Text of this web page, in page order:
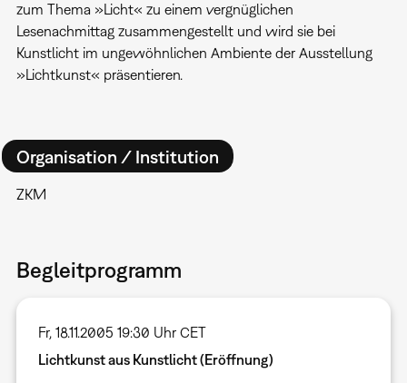
zum Thema »Licht« zu einem vergnüglichen
Lesenachmittag zusammengestellt und wird sie bei
Kunstlicht im ungewöhnlichen Ambiente der Ausstellung
»Lichtkunst« präsentieren.
Organisation / Institution
ZKM
Begleitprogramm
Fr, 18.11.2005 19:30 Uhr CET
Lichtkunst aus Kunstlicht (Eröffnung)